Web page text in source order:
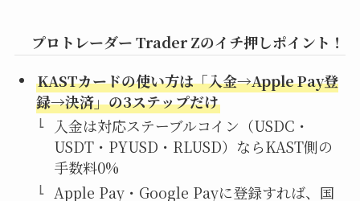
プロトレーダー Trader Zのイチ押しポイント！
KASTカードの使い方は「入金→Apple Pay登
録→決済」の3ステップだけ
入金は対応ステーブルコイン（USDC・
USDT・PYUSD・RLUSD）ならKAST側の
手数料0%
Apple Pay・Google Payに登録すれば、国